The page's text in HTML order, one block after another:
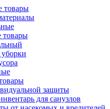
товары
товары
защиты
для санузлов